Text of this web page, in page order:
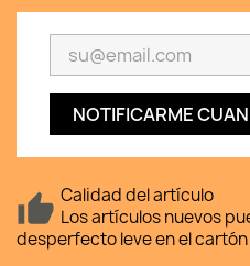
NOTIFICARME
Calidad del artículo
Los artículos nuevos
desperfecto leve en el